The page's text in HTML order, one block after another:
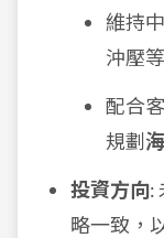
維持
沖壓
配合
規劃
投資方向:
略一致，